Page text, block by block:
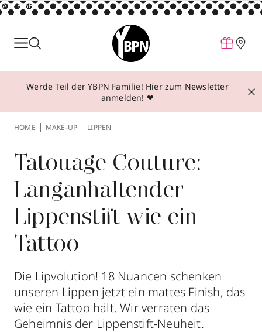
ANZEIGE
Parfum
Make-up
Behandlungen
Über YBPN
Aktionen
Storefinder
Werde Teil der YBPN Familie! Hier zum Newsletter
anmelden! ❤
HOME MAKE-UP LIPPEN
Tatouage Couture:
Langanhaltender
Lippenstift wie ein
Tattoo
Die Lipvolution! 18 Nuancen schenken
unseren Lippen jetzt ein mattes Finish, das
wie ein Tattoo hält. Wir verraten das
Geheimnis der Lippenstift-Neuheit.